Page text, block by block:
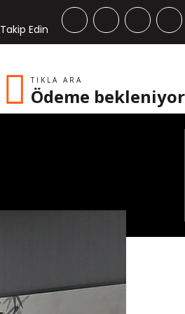
Takip Edin
TIKLA ARA
Ödeme bekleniyor